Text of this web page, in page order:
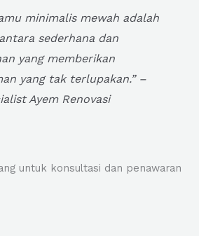
minimalis mewah adalah
sederhana dan
yang memberikan
yang tak terlupakan.” –
Ayem Renovasi
untuk konsultasi dan penawaran